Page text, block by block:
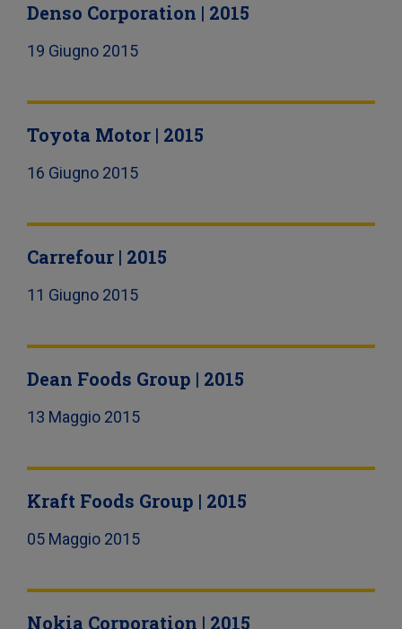
Denso Corporation | 2015
19 Giugno 2015
Toyota Motor | 2015
16 Giugno 2015
Carrefour | 2015
11 Giugno 2015
Dean Foods Group | 2015
13 Maggio 2015
Kraft Foods Group | 2015
05 Maggio 2015
Nokia Corporation | 2015